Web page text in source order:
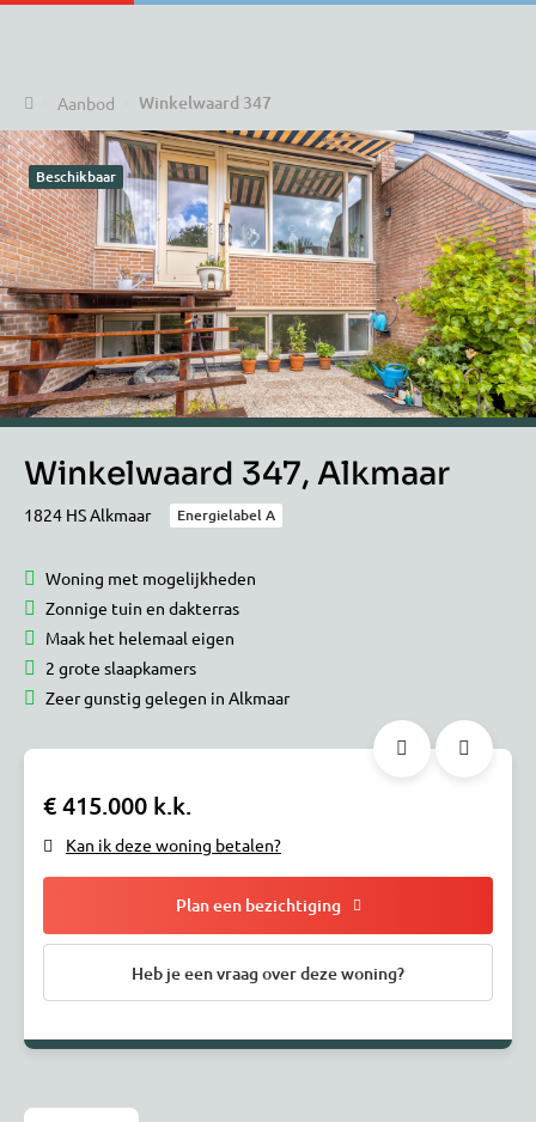
HomeAanbod Winkelwaard 347
Beschikbaar
Winkelwaard 347, Alkmaar
1824 HS Alkmaar Energielabel A
Woning met mogelijkheden
Zonnige tuin en dakterras
Maak het helemaal eigen
2 grote slaapkamers
Zeer gunstig gelegen in Alkmaar
€ 415.000 k.k.
Kan ik deze woning betalen?
Plan een bezichtiging
Heb je een vraag over deze woning?